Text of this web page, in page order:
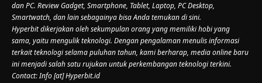
dan PC. Review Gadget, Smartphone, Tablet, Laptop, PC Desktop,
Smartwatch, dan lain sebagainya bisa Anda temukan di sini.
Hyperbit dikerjakan oleh sekumpulan orang yang memiliki hobi yang
sama, yaitu mengulik teknologi. Dengan pengalaman menulis informasi
terkait teknologi selama puluhan tahun, kami berharap, media online baru
ini menjadi salah satu rujukan untuk perkembangan teknologi terkini.
Contact: Info [at] Hyperbit.id